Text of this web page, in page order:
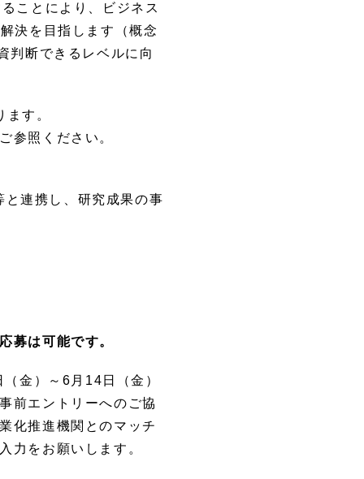
ことにより、ビジネス
決を目指します（概念
判断できるレベルに向
す。
参照ください。
連携し、研究成果の事
募は可能です。
金）～6月14日（金）
前エントリーへのご協
化推進機関とのマッチ
力をお願いします。